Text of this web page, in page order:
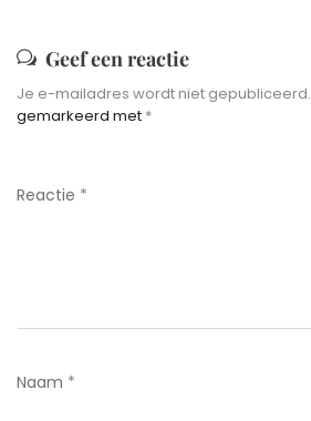
Geef een reactie
Je e-mailadres wordt niet gepubliceerd.
gemarkeerd met *
Reactie *
Naam *